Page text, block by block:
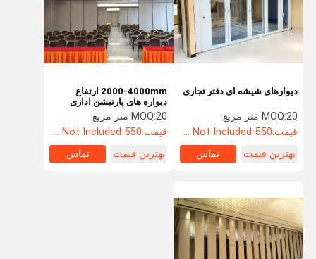
دیوارهای شیشه ای دفتر تجاری
MOQ:20 متر مربع
قیمت:550-3500RMB/PC (FOB) Tax Not Included
بهترین قیمت
تماس
2000-4000mm ارتفاع
دیواره های پارتیشن اداری
فعالیت اقتصادی
MOQ:20 متر مربع
قیمت:550-3500RMB/PC (FOB) Tax Not Included
بهترین قیمت
تماس